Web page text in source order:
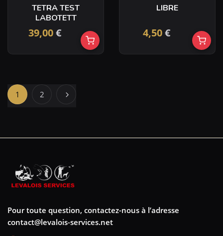
TETRA TEST
LABOTETT
39,00€
LIBRE
4,50€
1 2
Pour toute question, contactez-nous à l’adresse
contact@levalois-services.net